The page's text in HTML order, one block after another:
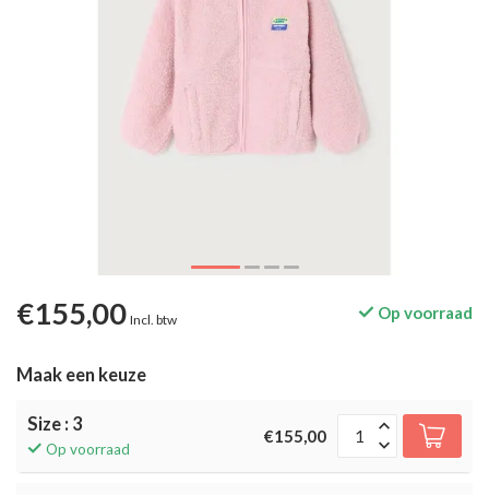
€155,00 Incl. btw Op voorraad
Maak een keuze
Size : 3
Op voorraad
€155,00